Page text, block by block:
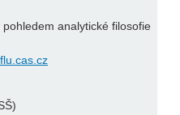
analytické filosofie